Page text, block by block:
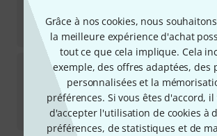
Grâce à nos cookies, nous
la meilleure expérience d'achat
tout ce que cela implique. Cela
exemple, des offres adaptées, des
personnalisées et la
préférences. Si vous êtes d'accord,
d'accepter l'utilisation de cookies à
préférences, de statistiques et de
9,70€
323,33€/ l
Monster OilLite Rotor Oil
2
Disponible immédiatement
9,70 €
262,16 €/ l